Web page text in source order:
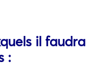
il faudra
: